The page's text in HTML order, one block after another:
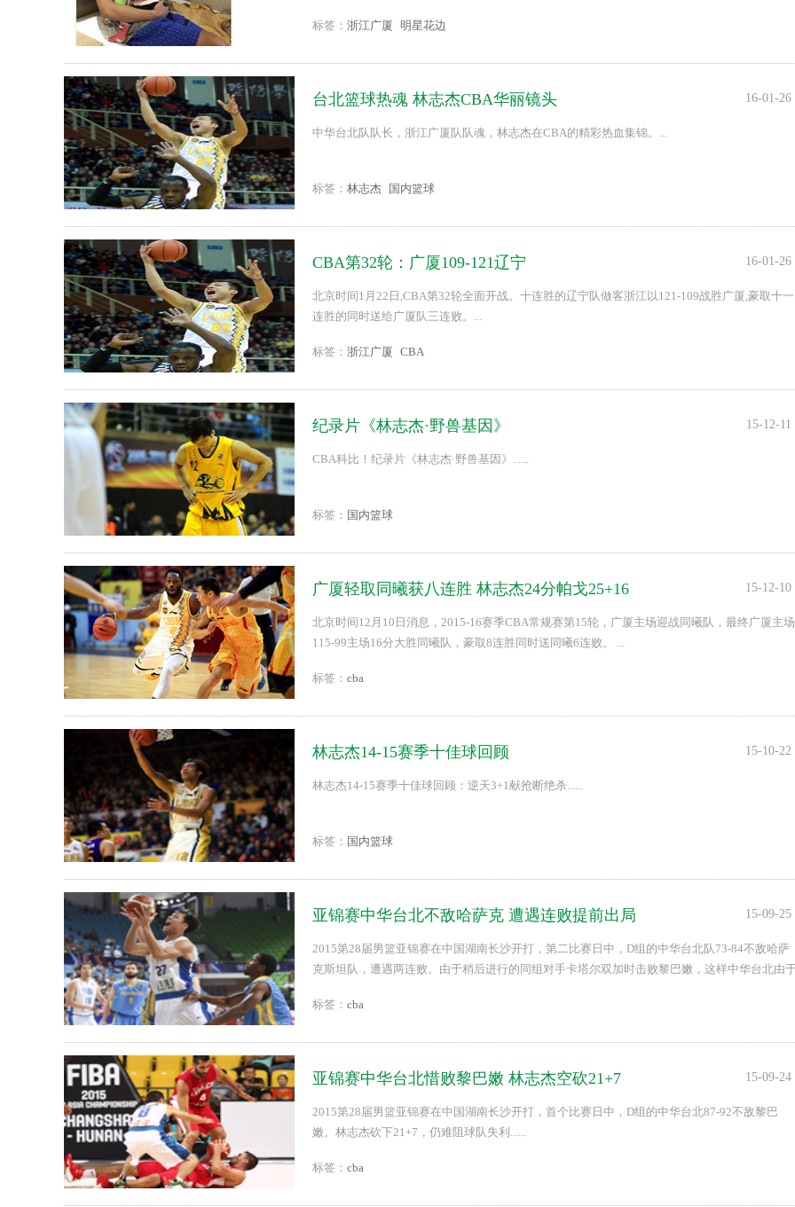
标签： 浙江广厦 明星花边
16-01-26
台北篮球热魂 林志杰CBA华丽镜头
中华台北队队长，浙江广厦队队魂，林志杰在CBA的精彩热血集锦。...
标签： 林志杰 国内篮球
16-01-26
CBA第32轮：广厦109-121辽宁
北京时间1月22日,CBA第32轮全面开战。十连胜的辽宁队做客浙江以121-109战胜广厦,豪取十一
连胜的同时送给广厦队三连败。...
标签： 浙江广厦 CBA
15-12-11
纪录片《林志杰·野兽基因》
CBA科比！纪录片《林志杰·野兽基因》......
标签： 国内篮球
15-12-10
广厦轻取同曦获八连胜 林志杰24分帕戈25+16
北京时间12月10日消息，2015-16赛季CBA常规赛第15轮，广厦主场迎战同曦队，最终广厦主场
115-99主场16分大胜同曦队，豪取8连胜同时送同曦6连败。 ...
标签： cba
15-10-22
林志杰14-15赛季十佳球回顾
林志杰14-15赛季十佳球回顾：逆天3+1献抢断绝杀......
标签： 国内篮球
15-09-25
亚锦赛中华台北不敌哈萨克 遭遇连败提前出局
2015第28届男篮亚锦赛在中国湖南长沙开打，第二比赛日中，D组的中华台北队73-84不敌哈萨
克斯坦队，遭遇两连败。由于稍后进行的同组对手卡塔尔双加时击败黎巴嫩，这样中华台北由
标签： cba
15-09-24
亚锦赛中华台北惜败黎巴嫩 林志杰空砍21+7
2015第28届男篮亚锦赛在中国湖南长沙开打，首个比赛日中，D组的中华台北87-92不敌黎巴
嫩。林志杰砍下21+7，仍难阻球队失利......
标签： cba